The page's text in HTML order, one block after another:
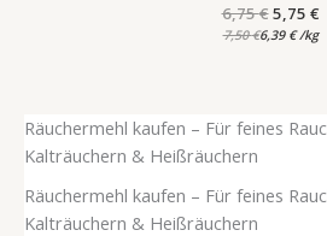
6,75€5,75 €
7,50€6,39 € /kg
Räuchermehl kaufen – Für feines
Kalträuchern & Heißräuchern
Räuchermehl kaufen – Für feines
Kalträuchern & Heißräuchern